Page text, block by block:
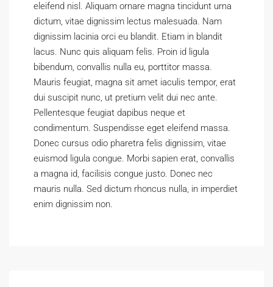
eleifend nisl. Aliquam ornare magna tincidunt urna
dictum, vitae dignissim lectus malesuada. Nam
dignissim lacinia orci eu blandit. Etiam in blandit
lacus. Nunc quis aliquam felis. Proin id ligula
bibendum, convallis nulla eu, porttitor massa.
Mauris feugiat, magna sit amet iaculis tempor, erat
dui suscipit nunc, ut pretium velit dui nec ante.
Pellentesque feugiat dapibus neque et
condimentum. Suspendisse eget eleifend massa.
Donec cursus odio pharetra felis dignissim, vitae
euismod ligula congue. Morbi sapien erat, convallis
a magna id, facilisis congue justo. Donec nec
mauris nulla. Sed dictum rhoncus nulla, in imperdiet
enim dignissim non.